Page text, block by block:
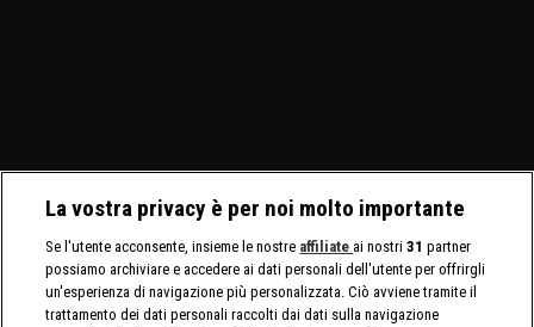
La vostra privacy è per noi molto importante
Se l'utente acconsente, insieme le nostre affiliate ai nostri31 partner
possiamo archiviare e accedere ai dati personali dell'utente per offrirgli
un'esperienza di navigazione più personalizzata. Ciò avviene tramite il
trattamento dei dati personali raccolti dai dati sulla navigazione